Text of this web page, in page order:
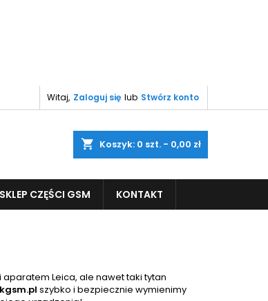
Witaj, Zaloguj się lub Stwórz konto
shopping_cart Koszyk: 0 szt. - 0,00 zł
SKLEP CZĘŚCI GSM KONTAKT
aparatem Leica, ale nawet taki tytan
szybko i bezpiecznie wymienimy